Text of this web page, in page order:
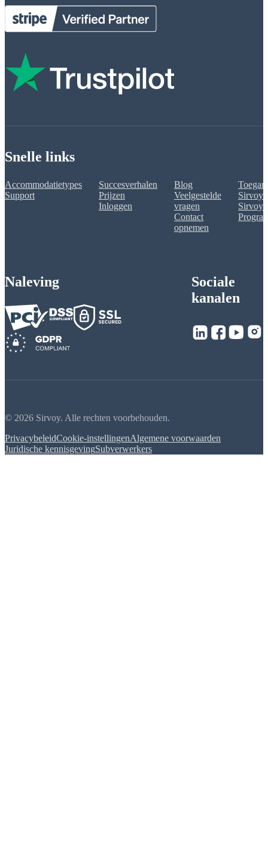
Snelle links
Accommodatietypes
Support
Succesverhalen
Prijzen
Inloggen
Blog
Veelgestelde
vragen
Contact
opnemen
Sirvoy
Sirvoy
Naleving
Sociale
kanalen
© 2026 Sirvoy. Alle rechten voorbehouden.
PrivacybeleidCookie-instellingenAlgemene voorwaarden
Juridische kennisgevingSubverwerkers